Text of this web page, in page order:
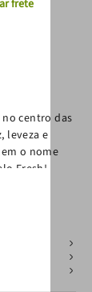
frete
centro das
leveza e
o nome
Fresh!
rolê com